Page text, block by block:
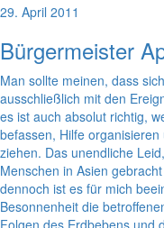
29. April 2011
Bürgermeister
Man sollte meinen, dass
ausschließlich mit den
es ist auch absolut richtig,
befassen, Hilfe
ziehen. Das unendliche
Menschen in Asien
dennoch ist es für mich
Besonnenheit die
Folgen des Erdbebens und